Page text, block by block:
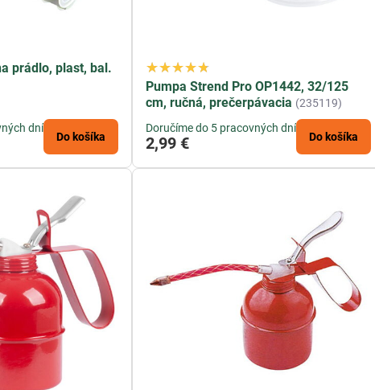
ďalších produktov a potrieb pre domácnosť, ktoré vám
prádlo, plast, bal.
dní
Do košíka
Pumpa Strend Pro OP1442, 32/125
cm, ručná, prečerpávacia (235119)
Doručíme do 5 pracovných dní
2,99 € Do košíka